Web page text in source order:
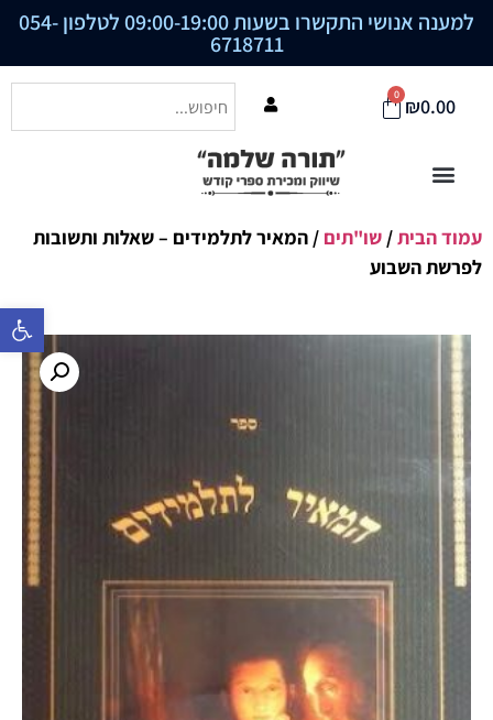
פתח סרגל
למענה אנושי התקשרו בשעות 09:00-19:00 לטלפון 054-
6718711
₪0.00
0
עמוד הבית/ שו"תים / המאיר לתלמידים – שאלות ותשובות
לפרשת השבוע